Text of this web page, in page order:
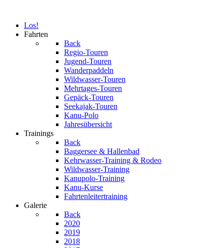
Los!
Fahrten
Back
Regio-Touren
Jugend-Touren
Wanderpaddeln
Wildwasser-Touren
Mehrtages-Touren
Gepäck-Touren
Seekajak-Touren
Kanu-Polo
Jahresübersicht
Trainings
Back
Baggersee & Hallenbad
Kehrwasser-Training & Rodeo
Wildwasser-Training
Kanupolo-Training
Kanu-Kurse
Fahrtenleitertraining
Galerie
Back
2020
2019
2018